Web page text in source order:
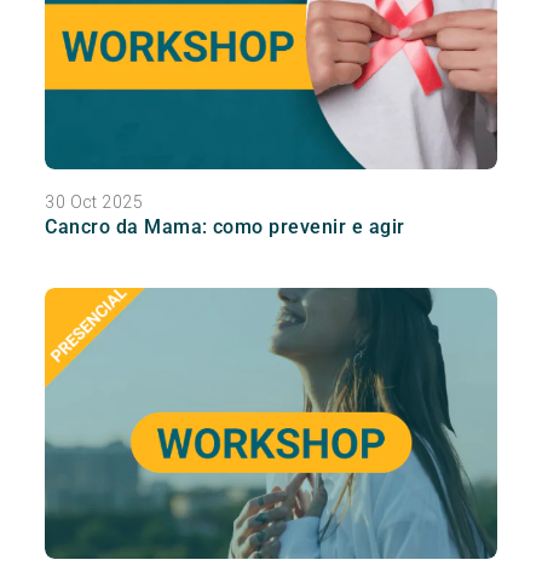
30 Oct 2025
Cancro da Mama: como prevenir e agir